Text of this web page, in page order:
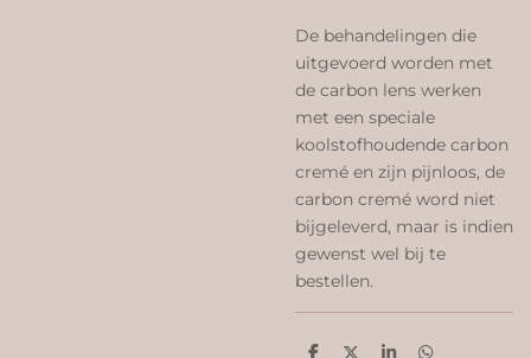
De behandelingen die
uitgevoerd worden met
de carbon lens werken
met een speciale
koolstofhoudende carbon
cremé en zijn pijnloos, de
carbon cremé word niet
bijgeleverd, maar is indien
gewenst wel bij te
bestellen.